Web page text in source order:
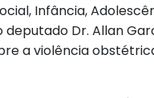
Infância,
deputado Dr. Allan
a violência